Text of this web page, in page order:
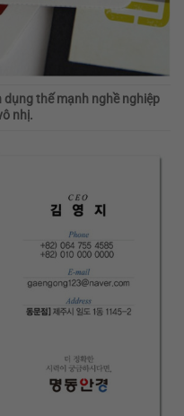
thế mạnh nghề nghiệp
nhị.